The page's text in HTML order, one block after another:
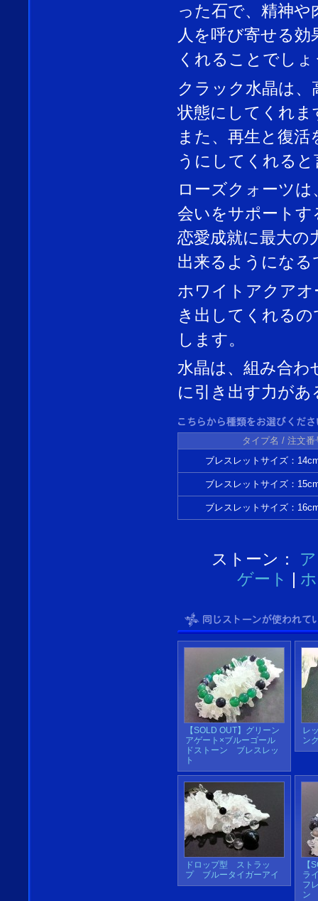
った石で、精神
人を呼び寄せる
くれることでしょ
クラック水晶は
状態にしてくれま
また、再生と復
うにしてくれる
ローズクォーツ
会いをサポート
恋愛成就に最大の
出来るようになる
ホワイトアクア
き出してくれる
します。
水晶は、組み合
に引き出す力が
タイプ名 / 注文番
ブレスレットサイズ：
ブレスレットサイズ：
ブレスレットサイズ：
ストーン：
ゲート |
【SOLD OUT】グリーン
アゲート×ブルーゴール
ドストーン ブレスレッ
ト
レ
ン
ドロップ型 ストラッ
プ ブルータイガーアイ
【
ラ
フ
ン